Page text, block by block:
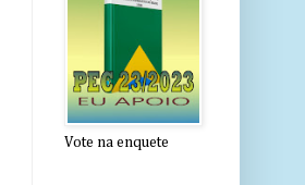
Vote na enquete